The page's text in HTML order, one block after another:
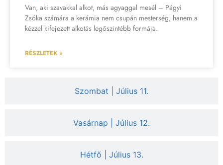
Szombat | Július 11.
Vasárnap | Július 12.
Hétfő | Július 13.
Van, aki szavakkal alkot, más agyaggal mesél – Págyi
Zsóka számára a kerámia nem csupán mesterség, hanem a
kézzel kifejezett alkotás legőszintébb formája.
RÉSZLETEK »